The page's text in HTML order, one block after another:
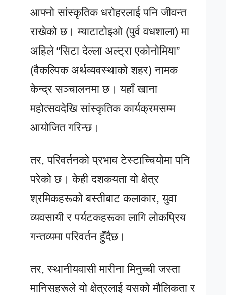
आफ्नो सांस्कृतिक धरोहरलाई पनि जीवन्त
राखेको छ। म्याटाटोइओ (पुर्व वधशाला) मा
अहिले “सिटा देल्ला अल्ट्रा एकोनोमिया”
(वैकल्पिक अर्थव्यवस्थाको शहर) नामक
केन्द्र सञ्चालनमा छ। यहाँ खाना
महोत्सवदेखि सांस्कृतिक कार्यक्रमसम्म
आयोजित गरिन्छ।
तर, परिवर्तनको प्रभाव टेस्टाच्चियोमा पनि
परेको छ। केही दशकयता यो क्षेत्र
श्रमिकहरूको बस्तीबाट कलाकार, युवा
व्यवसायी र पर्यटकहरूका लागि लोकप्रिय
गन्तव्यमा परिवर्तन हुँदैछ।
तर, स्थानीयवासी मारीना मिनुच्ची जस्ता
मानिसहरूले यो क्षेत्रलाई यसको मौलिकता र